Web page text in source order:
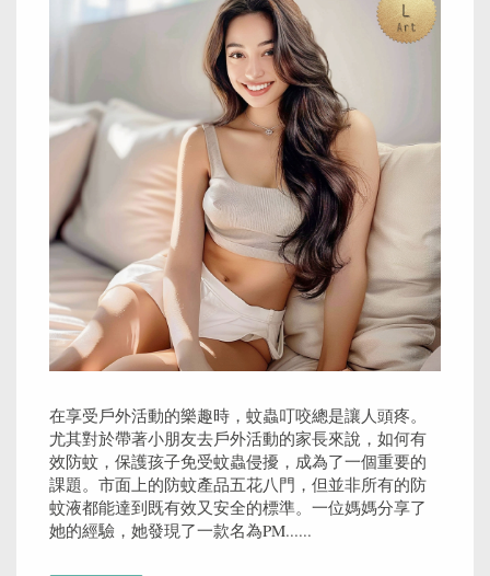
在享受戶外活動的樂趣時，蚊蟲叮咬總是讓人頭疼。
尤其對於帶著小朋友去戶外活動的家長來說，如何有
效防蚊，保護孩子免受蚊蟲侵擾，成為了一個重要的
課題。市面上的防蚊產品五花八門，但並非所有的防
蚊液都能達到既有效又安全的標準。一位媽媽分享了
她的經驗，她發現了一款名為PM......